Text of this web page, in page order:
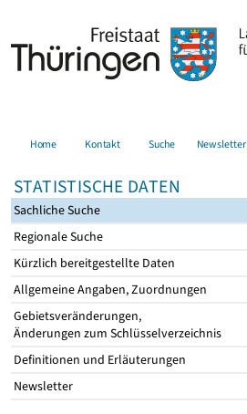
Home Kontakt Suche Newsletter
STATISTISCHE DATEN
Sachliche Suche
Regionale Suche
Kürzlich bereitgestellte Daten
Allgemeine Angaben, Zuordnungen
Gebietsveränderungen,
Änderungen zum Schlüsselverzeichnis
Definitionen und Erläuterungen
Newsletter